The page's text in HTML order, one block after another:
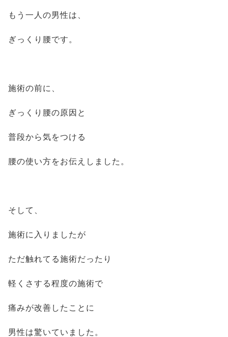
もう一人の男性は、
ぎっくり腰です。
施術の前に、
ぎっくり腰の原因と
普段から気をつける
腰の使い方をお伝えしました。
そして、
施術に入りましたが
ただ触れてる施術だったり
軽くさする程度の施術で
痛みが改善したことに
男性は驚いていました。